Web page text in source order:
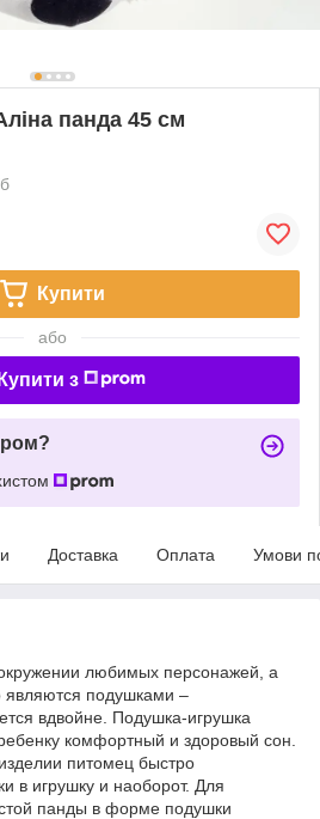
панда 45 см
Купити
або
Купити з
Доставка Оплата Умови
любимых персонажей, а
являются подушками –
вдвойне. Подушка-игрушка
комфортный и здоровый сон.
питомец быстро
в игрушку и наоборот. Для
панды в форме подушки